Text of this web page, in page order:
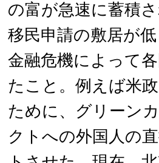
の富が急速に蓄積
移民申請の敷居が
金融危機によって
たこと。例えば米
ために、グリーン
クトへの外国人の